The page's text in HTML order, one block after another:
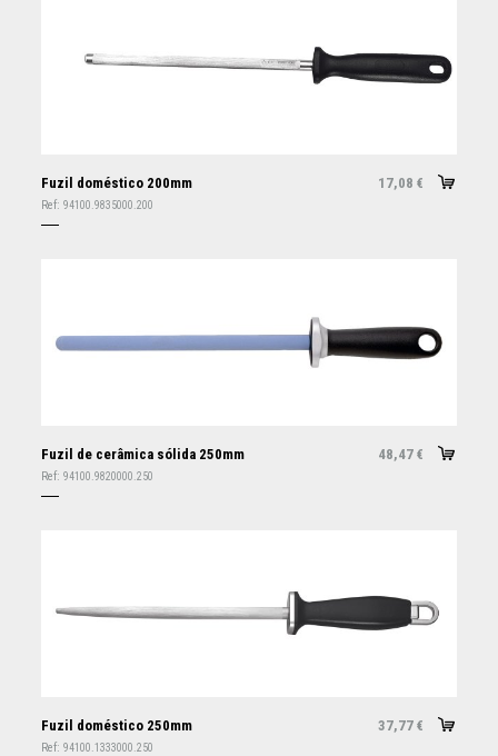
Fuzil doméstico 200mm 17,08 €
Ref: 94100.9835000.200
Fuzil de cerâmica sólida 250mm 48,47 €
Ref: 94100.9820000.250
Fuzil doméstico 250mm 37,77 €
Ref: 94100.1333000.250